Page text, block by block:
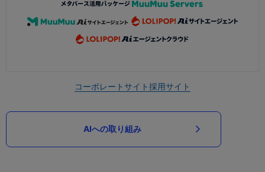
コーポレートサイト採用サイト
AIへの取り組み